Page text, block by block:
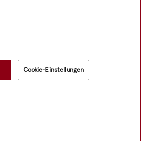
Cookie-Einstellungen